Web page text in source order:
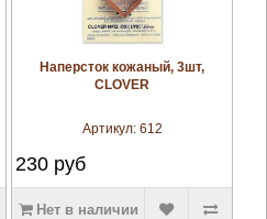
увеличить
Наперсток кожаный, 3шт,
CLOVER
Артикул: 612
230 руб
Нет в наличии